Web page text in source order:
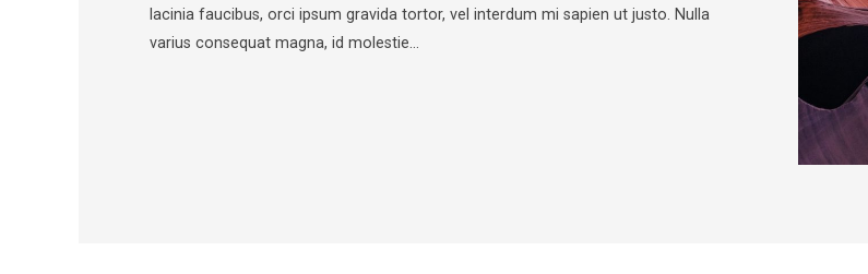
lacinia faucibus, orci ipsum gravida tortor, vel interdum mi sapien ut justo. Nulla
varius consequat magna, id molestie…